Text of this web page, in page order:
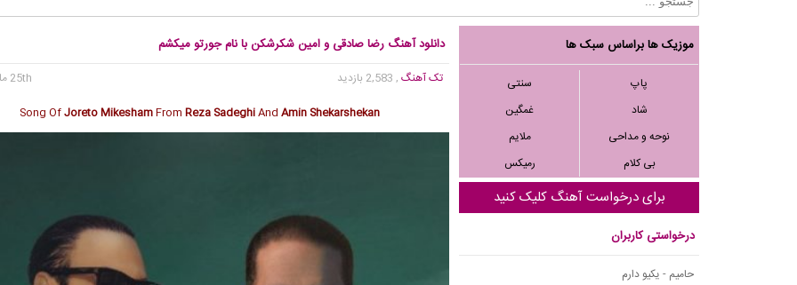
موزیک ها براساس سبک ها
پاپ
سنتی
شاد
غمگین
نوحه و مداحی
ملایم
بی کلام
رمیکس
برای درخواست آهنگ کلیک کنید
درخواستی کاربران
حامیم - یکیو دارم
دانلود آهنگ رضا صادقی و امین شکرشکن با نام جورتو میکشم
تک آهنگ, 2,583 بازدید
25th مارس 2023
Song OfJoreto MikeshamFrom Reza SadeghiAnd Amin Shekarshekan